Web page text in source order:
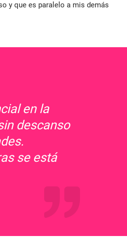
y que es paralelo a mis demás
en la
descanso
se está